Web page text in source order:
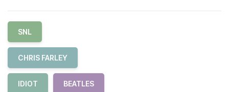
SNL
CHRIS FARLEY
IDIOT BEATLES